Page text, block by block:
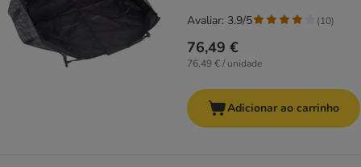
76,49 €
76,49 € / unidade
Avaliar: 3.9/5 (10)
Adicionar ao carrinho